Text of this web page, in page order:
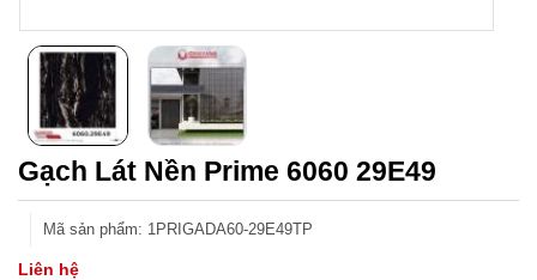
Gạch Lát Nền Prime 6060 29E49
Mã sản phẩm: 1PRIGADA60-29E49TP
Liên hệ